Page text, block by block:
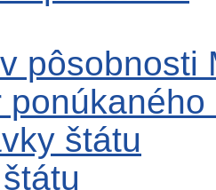
pôsobnosti
štátu